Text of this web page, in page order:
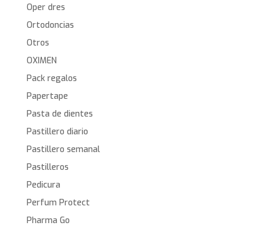
Oper dres
Ortodoncias
Otros
OXIMEN
Pack regalos
Papertape
Pasta de dientes
Pastillero diario
Pastillero semanal
Pastilleros
Pedicura
Perfum Protect
Pharma Go